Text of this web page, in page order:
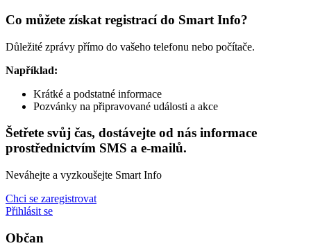
Co můžete získat registrací do Smart Info?
Důležité zprávy přímo do vašeho telefonu nebo počítače.
Například:
Krátké a podstatné informace
Pozvánky na připravované události a akce
Šetřete svůj čas, dostávejte od nás informace
prostřednictvím SMS a e-mailů.
Neváhejte a vyzkoušejte Smart Info
Chci se zaregistrovat
Přihlásit se
Občan